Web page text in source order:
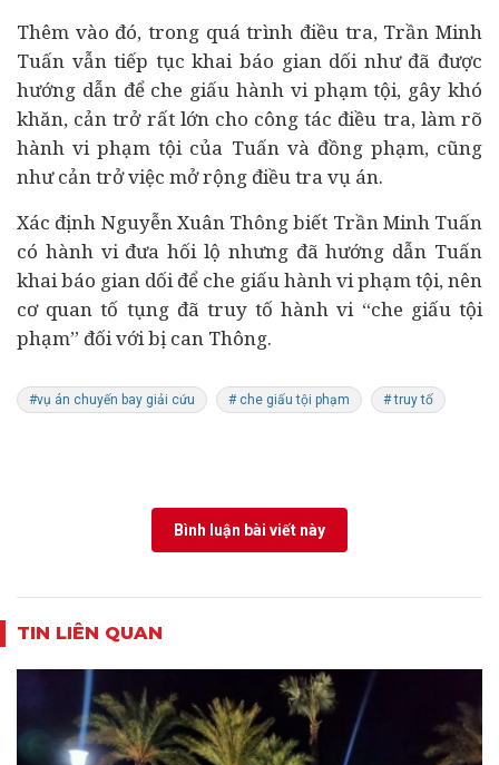
Thêm vào đó, trong quá trình điều tra, Trần Minh
Tuấn vẫn tiếp tục khai báo gian dối như đã được
hướng dẫn để che giấu hành vi phạm tội, gây khó
khăn, cản trở rất lớn cho công tác điều tra, làm rõ
hành vi phạm tội của Tuấn và đồng phạm, cũng
như cản trở việc mở rộng điều tra vụ án.
Xác định Nguyễn Xuân Thông biết Trần Minh Tuấn
có hành vi đưa hối lộ nhưng đã hướng dẫn Tuấn
khai báo gian dối để che giấu hành vi phạm tội, nên
cơ quan tố tụng đã truy tố hành vi “che giấu tội
phạm” đối với bị can Thông.
#vụ án chuyến bay giải cứu # che giấu tội phạm # truy tố
Bình luận bài viết này
TIN LIÊN QUAN